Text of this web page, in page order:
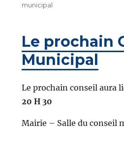
le
municipal
Le prochain
Municipal
Le prochain conseil aura
20 H 30
Mairie – Salle du conseil